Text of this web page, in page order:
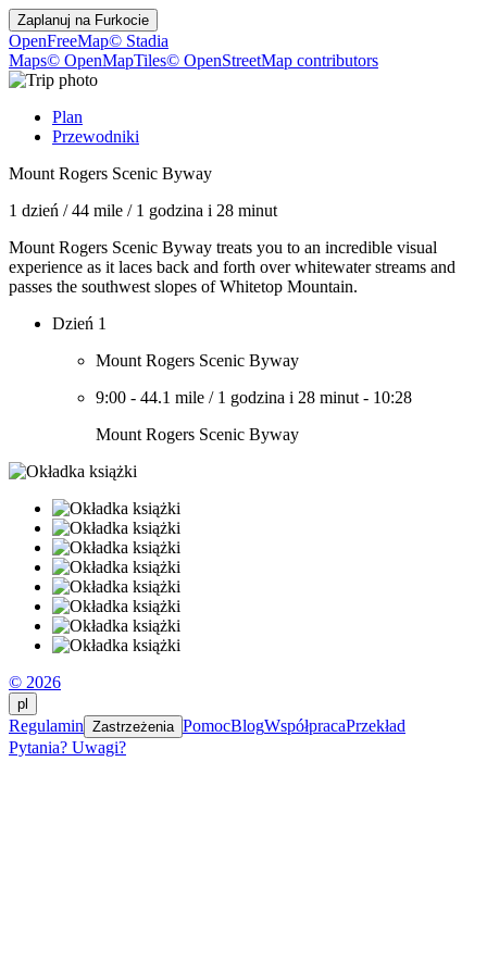
Zaplanuj na Furkocie
OpenFreeMap© Stadia
Maps© OpenMapTiles© OpenStreetMap contributors
Plan
Przewodniki
Mount Rogers Scenic Byway
1 dzień /44 mile / 1 godzina i 28 minut
Mount Rogers Scenic Byway treats you to an incredible visual
experience as it laces back and forth over whitewater streams and
passes the southwest slopes of Whitetop Mountain.
Dzień 1
Mount Rogers Scenic Byway
9:00 - 44.1 mile / 1 godzina i 28 minut - 10:28
Mount Rogers Scenic Byway
© 2026
pl
Regulamin Zastrzeżenia PomocBlogWspółpracaPrzekład
Pytania? Uwagi?